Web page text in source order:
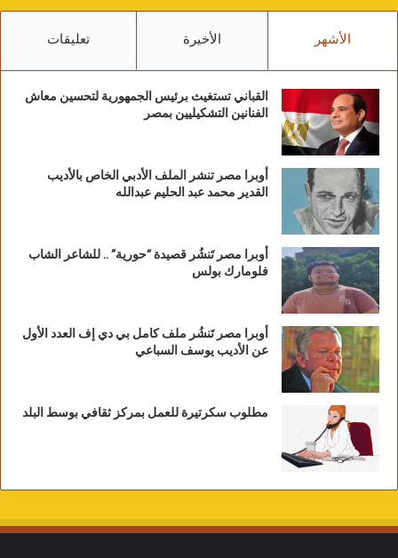
الأشهر الأخيرة تعليقات
القباني تستغيث برئيس الجمهورية لتحسين معاش
الفنانين التشكيليين بمصر
أوبرا مصر تنشر الملف الأدبي الخاص بالأديب
القدير محمد عبد الحليم عبدالله
أوبرا مصر تَنشُر قصيدة “حورية” .. للشاعر الشاب
فلومارك بولس
أوبرا مصر تَنشُر ملف كامل بي دي إف العدد الأول
عن الأديب يوسف السباعي
مطلوب سكرتيرة للعمل بمركز ثقافي بوسط البلد